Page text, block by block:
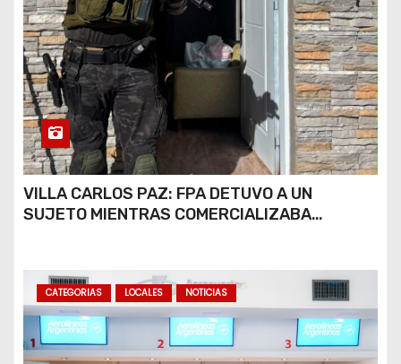
VILLA CARLOS PAZ: FPA DETUVO A UN
SUJETO MIENTRAS COMERCIALIZABA
CATEGORIAS LOCALES NOTICIAS